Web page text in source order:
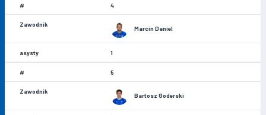
4
Marcin Daniel
1
5
Bartosz Goderski